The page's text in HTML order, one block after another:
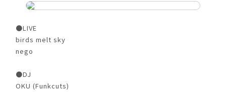
●LIVE
birds melt sky
nego
●DJ
OKU (Funkcuts)